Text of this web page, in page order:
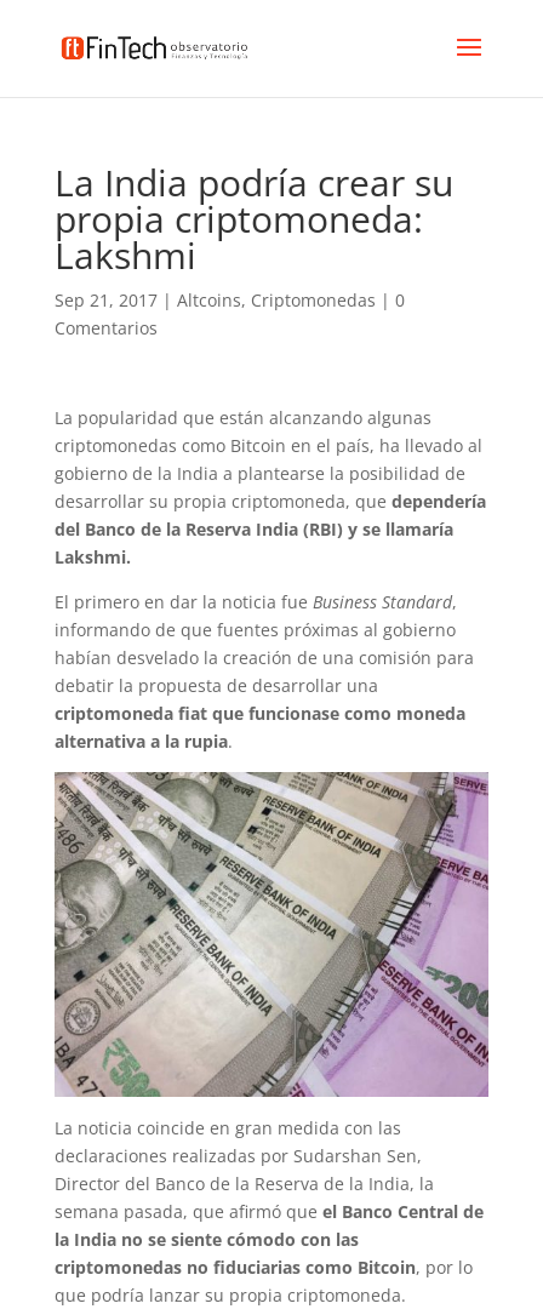
La India podría crear su
propia criptomoneda:
Lakshmi
Sep 21, 2017| Altcoins, Criptomonedas | 0
Comentarios
La popularidad que están alcanzando algunas
criptomonedas como Bitcoin en el país, ha llevado al
gobierno de la India a plantearse la posibilidad de
desarrollar su propia criptomoneda, que dependería
del Banco de la Reserva India (RBI) y se llamaría
Lakshmi.
El primero en dar la noticia fue Business Standard,
informando de que fuentes próximas al gobierno
habían desvelado la creación de una comisión para
debatir la propuesta de desarrollar una
criptomoneda fiat que funcionase como moneda
alternativa a la rupia.
La noticia coincide en gran medida con las
declaraciones realizadas por Sudarshan Sen,
Director del Banco de la Reserva de la India, la
semana pasada, que afirmó que el Banco Central de
la India no se siente cómodo con las
criptomonedas no fiduciarias como Bitcoin, por lo
que podría lanzar su propia criptomoneda.